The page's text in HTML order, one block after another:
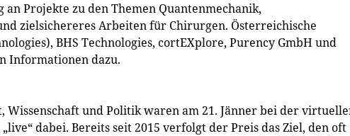
Projekte zu den Themen Quantenmechanik,
zielsichereres Arbeiten für Chirurgen. Österreichische
BHS Technologies, cortEXplore, Purency GmbH und
Informationen dazu.
Wissenschaft und Politik waren am 21. Jänner bei der
dabei. Bereits seit 2015 verfolgt der Preis das Ziel, den oft